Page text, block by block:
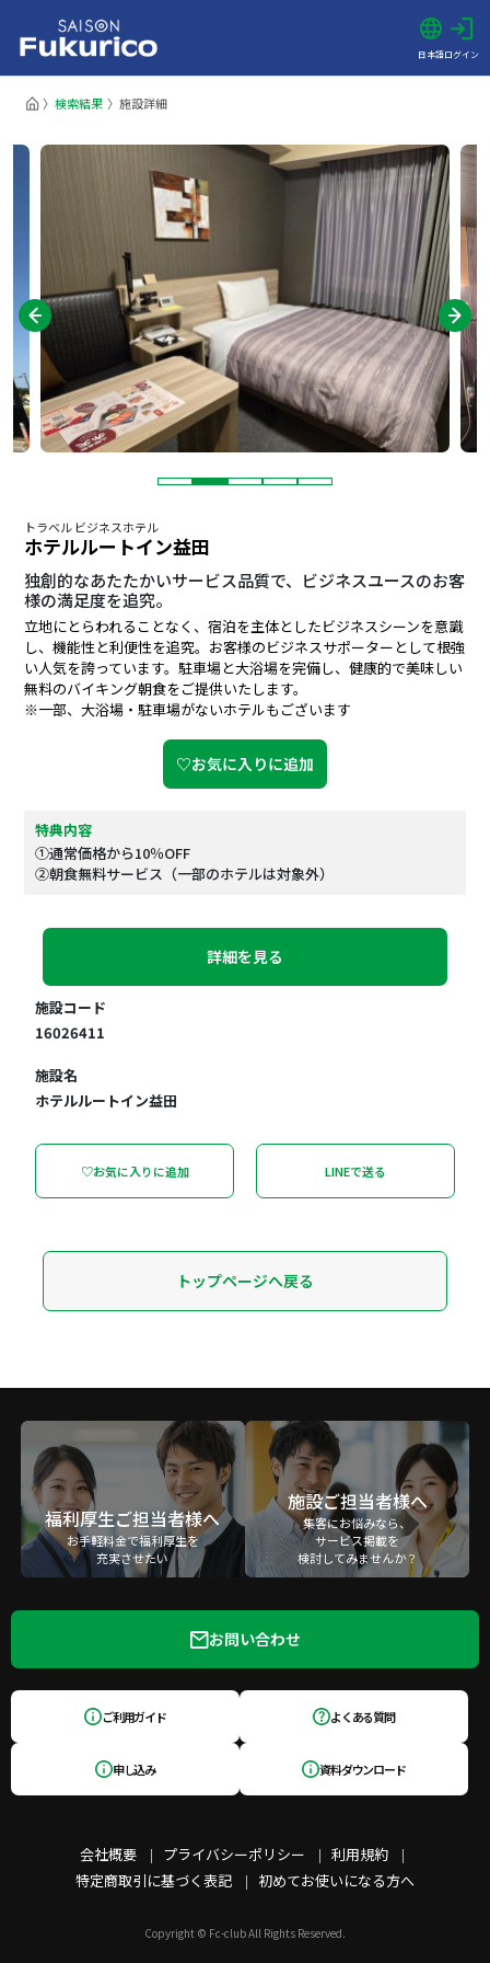
日本語ログイン
検索結果 施設詳細
トラベル ビジネスホテル
ホテルルートイン益田
独創的なあたたかいサービス品質で、ビジネスユースのお客
様の満足度を追究。
立地にとらわれることなく、宿泊を主体としたビジネスシーンを意識
し、機能性と利便性を追究。お客様のビジネスサポーターとして根強
い人気を誇っています。駐車場と大浴場を完備し、健康的で美味しい
無料のバイキング朝食をご提供いたします。
※一部、大浴場・駐車場がないホテルもございます
♡お気に入りに追加
特典内容
①通常価格から10％OFF
②朝食無料サービス（一部のホテルは対象外）
詳細を見る
施設コード
16026411
施設名
ホテルルートイン益田
♡お気に入りに追加 LINEで送る
トップページへ戻る
福利厚生ご担当者様へ
お手軽料金で福利厚生を
充実させたい
施設ご担当者様へ
集客にお悩みなら、
サービス掲載を
検討してみませんか？
会社概要 プライバシーポリシー
利用規約
特定商取引に基づく表記
初めてお使いになる方へ
お問い合わせ
ご利用ガイド よくある質問
申し込み 資料ダウンロード
Copyright © Fc-club All Rights Reserved.